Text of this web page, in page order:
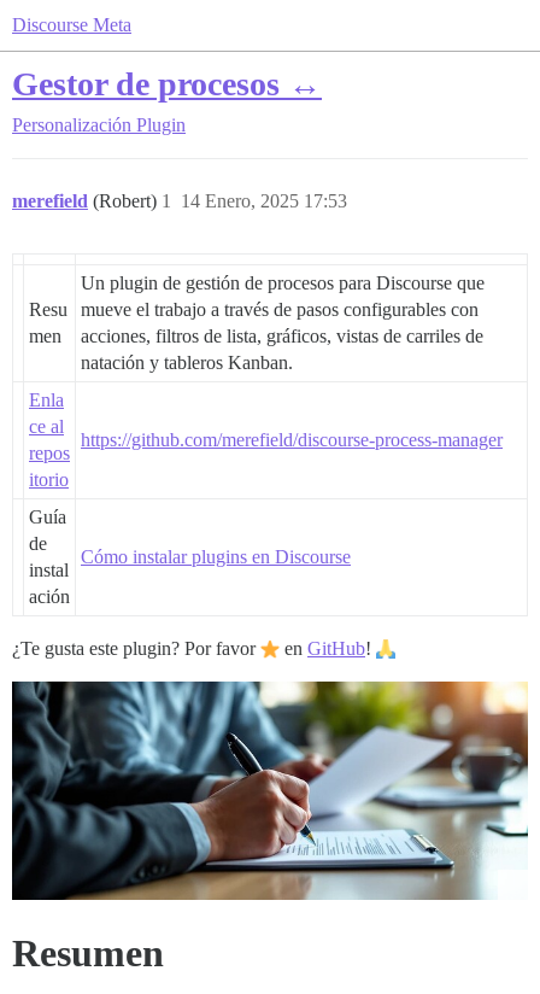
Discourse Meta
Gestor de procesos ↔
Personalización Plugin
merefield (Robert) 14 Enero, 2025 17:53
1
Resu
men
Un plugin de gestión de procesos para Discourse que
mueve el trabajo a través de pasos configurables con
acciones, filtros de lista, gráficos, vistas de carriles de
natación y tableros Kanban.
Enla
ce al
repos
itorio
https://github.com/merefield/discourse-process-manager
Guía
de
instal
ación
Cómo instalar plugins en Discourse
¿Te gusta este plugin? Por favor en GitHub!
Resumen